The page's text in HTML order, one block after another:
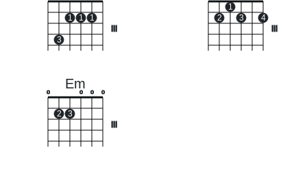
3
1 1 1 2
1
3
4
Em
o
2 3
o o o